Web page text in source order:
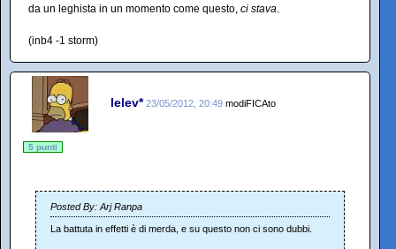
da un leghista in un momento come questo, ci stava.
(inb4 -1 storm)
lelev* 23/05/2012, 20:49 modiFICAto
5 punti
Posted By: Arj Ranpa
La battuta in effetti è di merda, e su questo non ci sono dubbi.